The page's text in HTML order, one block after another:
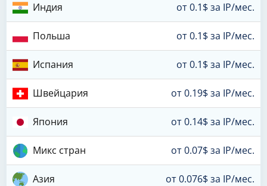
Индия от 0.1$ за IP/мес.
Польша от 0.1$ за IP/мес.
Испания от 0.1$ за IP/мес.
Швейцария от 0.19$ за IP/мес.
Япония от 0.14$ за IP/мес.
Микс стран от 0.07$ за IP/мес.
Азия от 0.076$ за IP/мес.